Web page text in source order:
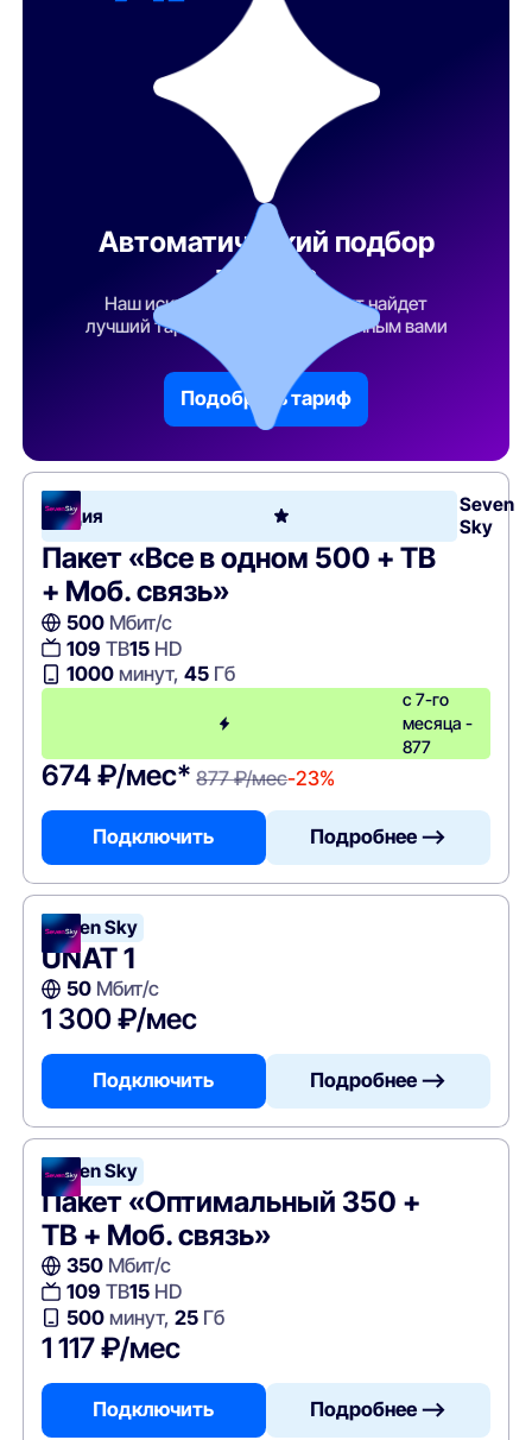
Автоматический подбор
тарифа
Наш искусственный интеллект найдет
лучший тарифный план по указанным вами
Подобрать тариф
Акция
Seven
Sky
Пакет «Все в одном 500 + ТВ
+ Моб. связь»
500Мбит/с
109 ТВ15HD
1000минут, 45Гб
с 7-го
месяца -
877
674 ₽/мес* 877 ₽/мес-23%
Подключить Подробнее —>
Seven Sky
UNAT 1
50Мбит/с
1 300 ₽/мес
Подключить Подробнее —>
Seven Sky
Пакет «Оптимальный 350 +
ТВ + Моб. связь»
350Мбит/с
109 ТВ15HD
500минут, 25Гб
1 117 ₽/мес
Подключить Подробнее —>